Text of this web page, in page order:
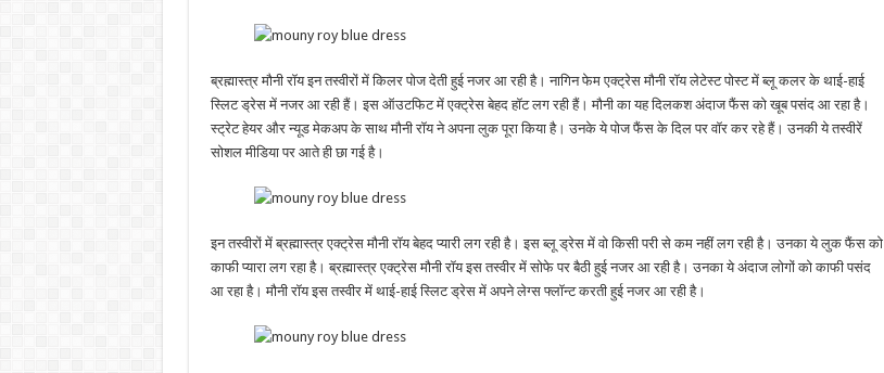
ब्रह्मास्त्र मौनी रॉय इन तस्वीरों में किलर पोज देती हुई नजर आ रही है। नागिन फेम एक्ट्रेस मौनी रॉय लेटेस्ट पोस्ट में ब्लू कलर के थाई-हाई
स्लिट ड्रेस में नजर आ रही हैं। इस ऑउटफिट में एक्ट्रेस बेहद हॉट लग रही हैं। मौनी का यह दिलकश अंदाज फैंस को खूब पसंद आ रहा है।
स्ट्रेट हेयर और न्यूड मेकअप के साथ मौनी रॉय ने अपना लुक पूरा किया है। उनके ये पोज फैंस के दिल पर वॉर कर रहे हैं। उनकी ये तस्वीरें
सोशल मीडिया पर आते ही छा गई है।
इन तस्वीरों में ब्रह्मास्त्र एक्ट्रेस मौनी रॉय बेहद प्यारी लग रही है। इस ब्लू ड्रेस में वो किसी परी से कम नहीं लग रही है। उनका ये लुक फैंस को
काफी प्यारा लग रहा है। ब्रह्मास्त्र एक्ट्रेस मौनी रॉय इस तस्वीर में सोफे पर बैठी हुई नजर आ रही है। उनका ये अंदाज लोगों को काफी पसंद
आ रहा है। मौनी रॉय इस तस्वीर में थाई-हाई स्लिट ड्रेस में अपने लेग्स फ्लॉन्ट करती हुई नजर आ रही है।